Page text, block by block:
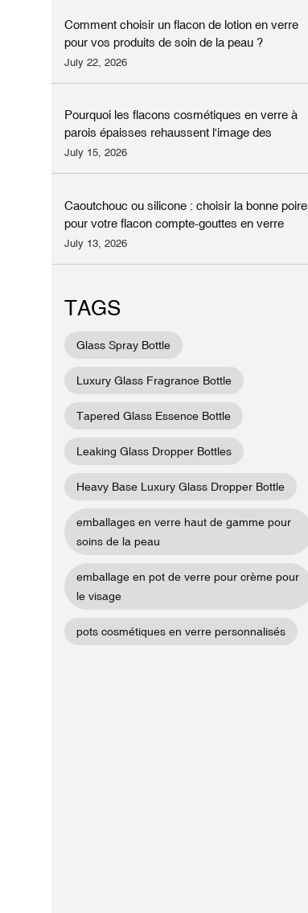
Comment choisir un flacon de lotion en verre
pour vos produits de soin de la peau ?
July 22, 2026
Pourquoi les flacons cosmétiques en verre à
parois épaisses rehaussent l'image des
marques de cosmétiques haut de gamme
July 15, 2026
Caoutchouc ou silicone : choisir la bonne poire
pour votre flacon compte-gouttes en verre
July 13, 2026
TAGS
Glass Spray Bottle
Luxury Glass Fragrance Bottle
Tapered Glass Essence Bottle
Leaking Glass Dropper Bottles
Heavy Base Luxury Glass Dropper Bottle
emballages en verre haut de gamme pour
soins de la peau
emballage en pot de verre pour crème pour
le visage
pots cosmétiques en verre personnalisés